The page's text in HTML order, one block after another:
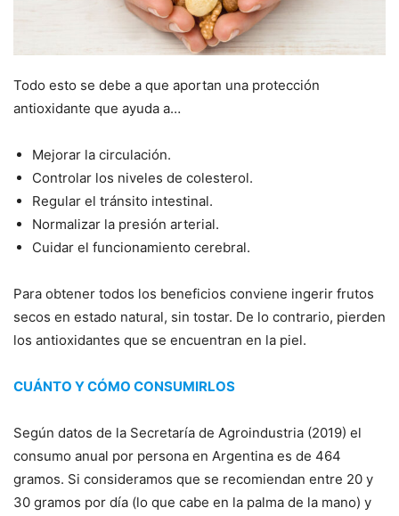
Todo esto se debe a que aportan una protección
antioxidante que ayuda a…
Mejorar la circulación.
Controlar los niveles de colesterol.
Regular el tránsito intestinal.
Normalizar la presión arterial.
Cuidar el funcionamiento cerebral.
Para obtener todos los beneficios conviene ingerir frutos
secos en estado natural, sin tostar. De lo contrario, pierden
los antioxidantes que se encuentran en la piel.
CUÁNTO Y CÓMO CONSUMIRLOS
Según datos de la Secretaría de Agroindustria (2019) el
consumo anual por persona en Argentina es de 464
gramos. Si consideramos que se recomiendan entre 20 y
30 gramos por día (lo que cabe en la palma de la mano) y